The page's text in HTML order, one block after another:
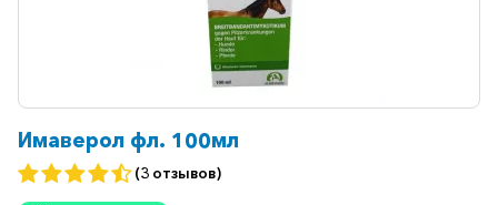
Имаверол фл. 100мл
(3 отзывов)